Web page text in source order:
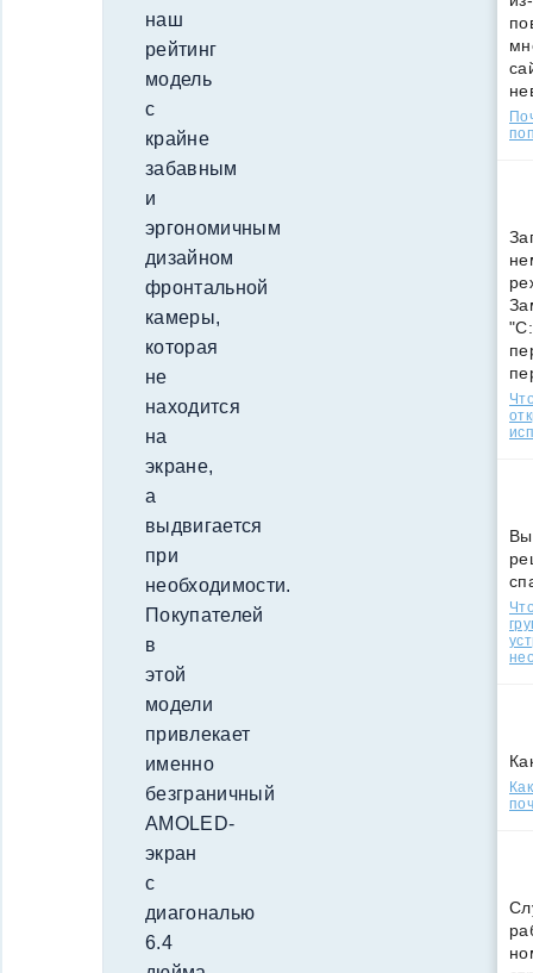
наш
рейтинг
модель
с
крайне
забавным
и
эргономичным
дизайном
фронтальной
камеры,
которая
не
находится
на
экране,
а
выдвигается
при
необходимости.
Покупателей
в
этой
модели
привлекает
именно
безграничный
AMOLED-
экран
с
диагональю
6.4